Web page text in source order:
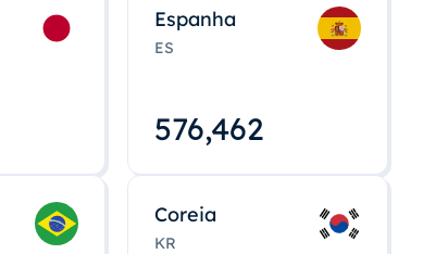
Espanha
ES
576,463
Coreia
KR